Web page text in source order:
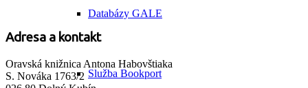
Databázy GALE
Služba Bookport
Adresa a kontakt
Oravská knižnica Antona Habovštiaka
S. Nováka 1763/2